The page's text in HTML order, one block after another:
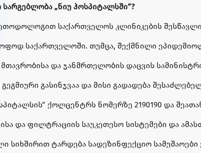
„ნიუ ჰოსპიტალსში“?
საქართველოს კლინიკების
საქართველოში. თუმცა, შექმნილი
და ჯანმრთელობის დაცვის
გასინჯვაა და მისი გადადება
ქოლცენტრს ნომერზე 2190190 და
და ფილტრაციის საუკეთესო სისტემები და
სიხშირით ტარდება სადეზინფექციო